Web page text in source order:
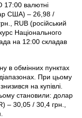
17:00 валютні
США) – 26,98 /
RUB (російський
Національного
на 12:00 складав
в обмінних пунктах
При цьому
на купівлі.
становили: долар
– 30,05 / 30,4 грн.,